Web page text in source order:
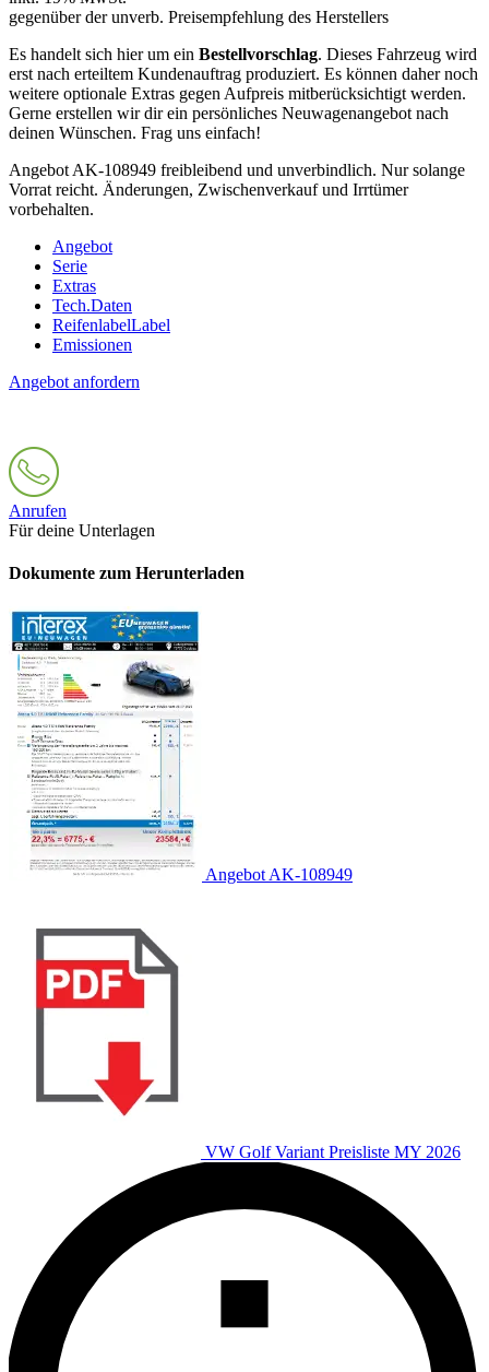
gegenüber der unverb. Preisempfehlung des Herstellers
Es handelt sich hier um ein Bestellvorschlag. Dieses Fahrzeug wird
erst nach erteiltem Kundenauftrag produziert. Es können daher noch
weitere optionale Extras gegen Aufpreis mitberücksichtigt werden.
Gerne erstellen wir dir ein persönliches Neuwagenangebot nach
deinen Wünschen. Frag uns einfach!
Angebot AK-108949 freibleibend und unverbindlich. Nur solange
Vorrat reicht. Änderungen, Zwischenverkauf und Irrtümer
vorbehalten.
Angebot
Serie
Extras
Tech.Daten
ReifenlabelLabel
Emissionen
Angebot anfordern
Anrufen
Für deine Unterlagen
Dokumente zum Herunterladen
Angebot AK-108949
VW Golf Variant Preisliste MY 2026